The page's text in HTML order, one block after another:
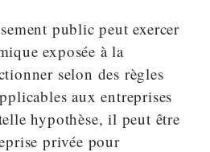
public peut exercer
exposée à la
selon des règles
aux entreprises
hypothèse, il peut être
privée pour